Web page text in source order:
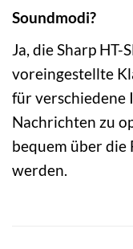
Soundmodi?
Ja, die Sharp
voreingestellte
für verschiedene
Nachrichten zu
bequem über die
werden.